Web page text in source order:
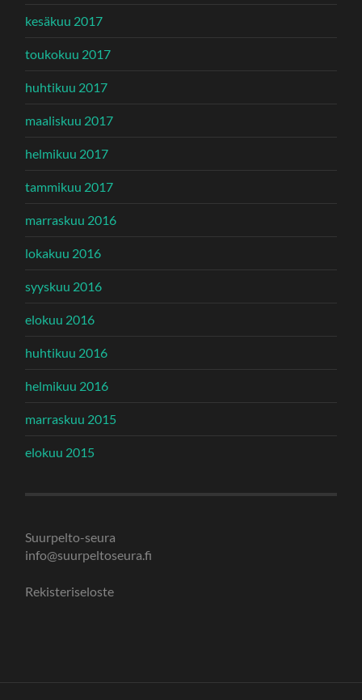
kesäkuu 2017
toukokuu 2017
huhtikuu 2017
maaliskuu 2017
helmikuu 2017
tammikuu 2017
marraskuu 2016
lokakuu 2016
syyskuu 2016
elokuu 2016
huhtikuu 2016
helmikuu 2016
marraskuu 2015
elokuu 2015
Suurpelto-seura
info@suurpeltoseura.fi
Rekisteriseloste